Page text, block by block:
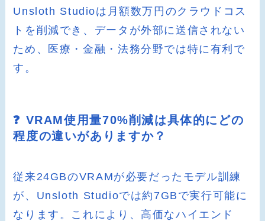
Unsloth Studioは月額数万円のクラウドコス
トを削減でき、データが外部に送信されない
ため、医療・金融・法務分野では特に有利で
す。
❓ VRAM使用量70%削減は具体的にどの
程度の違いがありますか？
従来24GBのVRAMが必要だったモデル訓練
が、Unsloth Studioでは約7GBで実行可能に
なります。これにより、高価なハイエンド